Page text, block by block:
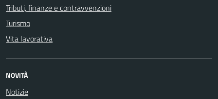
Tributi, finanze e contravvenzioni
Turismo
Vita lavorativa
NOVITÀ
Notizie